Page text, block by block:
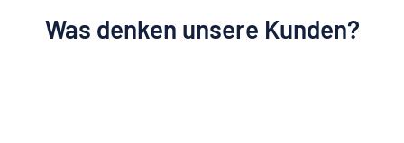
Was denken unsere Kunden?